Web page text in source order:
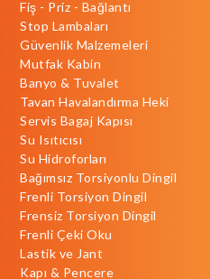
Fiş - Priz - Bağlantı
Stop Lambaları
Güvenlik Malzemeleri
Mutfak Kabin
Banyo & Tuvalet
Tavan Havalandırma Heki
Servis Bagaj Kapısı
Su Isıtıcısı
Su Hidroforları
Bağımsız Torsiyonlu Dingil
Frenli Torsiyon Dingil
Frensiz Torsiyon Dingil
Frenli Çeki Oku
Lastik ve Jant
Kapı & Pencere